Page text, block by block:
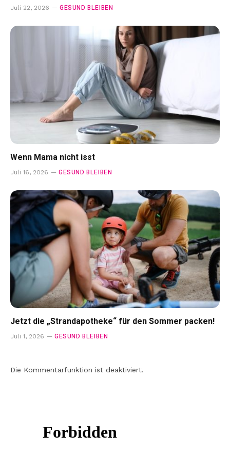
Juli 22, 2026 GESUND BLEIBEN
Wenn Mama nicht isst
Juli 16, 2026 GESUND BLEIBEN
Jetzt die „Strandapotheke“ für den Sommer packen!
Juli 1, 2026 GESUND BLEIBEN
Die Kommentarfunktion ist deaktiviert.